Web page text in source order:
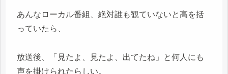
あんなローカル番組、絶対誰も観ていないと高を括
っていたら、
放送後、「見たよ、見たよ、出てたね」と何人にも
声を掛けられたらしい。